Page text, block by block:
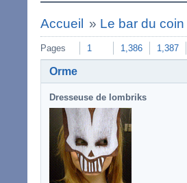
Accueil » Le bar du coin
Pages 1 1,386 1,387
Orme
Dresseuse de lombriks